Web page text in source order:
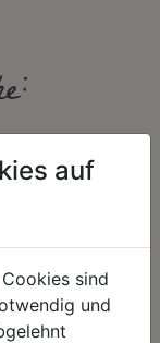
FAIRNESS
der günstigste Preis
auf
sind
und